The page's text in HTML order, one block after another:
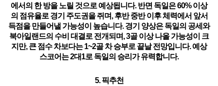
에서의 한 방을 노릴 것으로 예상됩니다. 반면 독일은 60% 이상
의 점유율로 경기 주도권을 쥐며, 후반 중반 이후 체력에서 앞서
득점을 만들어낼 가능성이 높습니다. 경기 양상은 독일의 공세와
북아일랜드의 수비 대결로 전개되며,3골 이상 나올 가능성이 크
지만, 큰 점수 차보다는1~2골 차 승부로 끝날 전망입니다. 예상
스코어는 2대1로 독일의 승리가 유력합니다.
5. 픽추천